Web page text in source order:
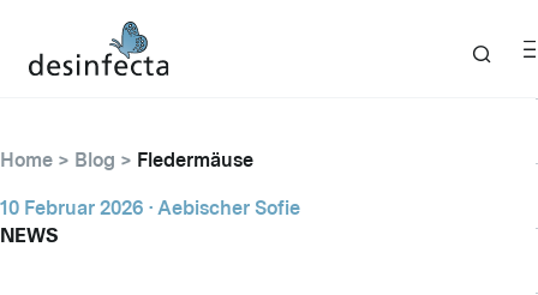
Home Blog Fledermäuse
10 Februar 2026 · Aebischer Sofie
NEWS